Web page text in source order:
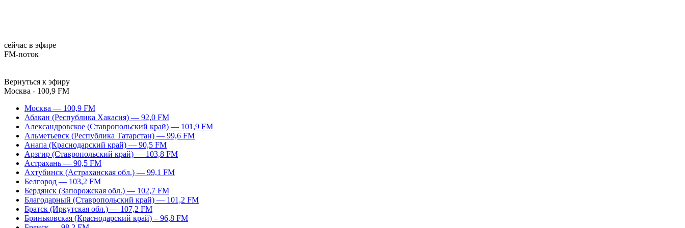
сейчас в эфире
FM-поток
Вернуться к эфиру
Москва - 100,9 FM
Москва — 100,9 FM
Абакан (Республика Хакасия) — 92,0 FM
Александровское (Ставропольский край) — 101,9 FM
Альметьевск (Республика Татарстан) — 99,6 FM
Анапа (Краснодарский край) — 90,5 FM
Арзгир (Ставропольский край) — 103,8 FM
Астрахань — 90,5 FM
Ахтубинск (Астраханская обл.) — 99,1 FM
Белгород — 103,2 FM
Бердянск (Запорожская обл.) — 102,7 FM
Благодарный (Ставропольский край) — 101,2 FM
Братск (Иркутская обл.) — 107,2 FM
Бриньковская (Краснодарский край) – 96,8 FM